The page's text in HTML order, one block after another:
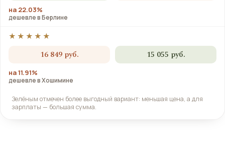
на 22.03%
дешевле в Берлине
★★★★★
16 849 руб. 15 055 руб.
на 11.91%
дешевле в Хошимине
Зелёным отмечен более выгодный вариант: меньшая цена, а для
зарплаты — большая сумма.